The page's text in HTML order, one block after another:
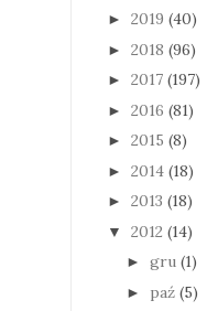
► 2019 (40)
► 2018 (96)
► 2017 (197)
► 2016 (81)
► 2015 (8)
► 2014 (18)
► 2013 (18)
▼ 2012 (14)
► gru (1)
► paź (5)